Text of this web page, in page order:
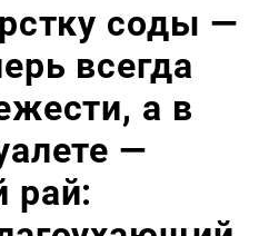
соды —
всегда
а в
—
рай: